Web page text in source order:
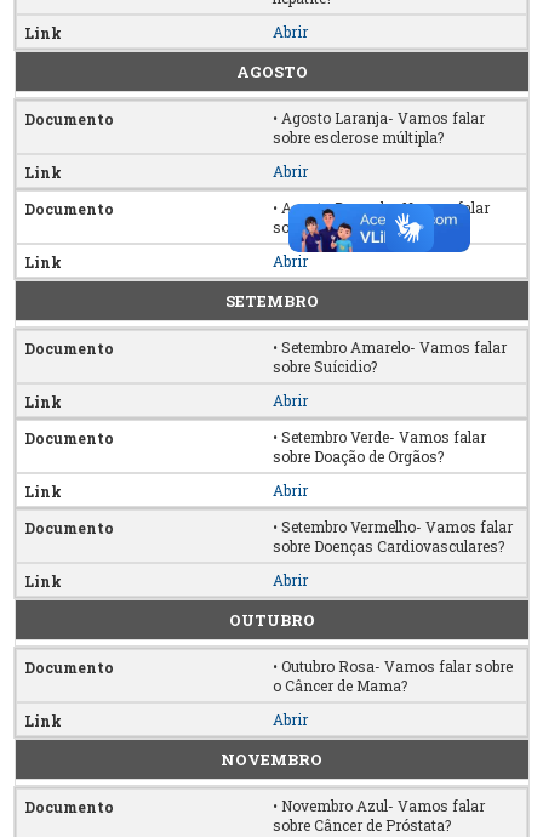
Abrir
AGOSTO
• Agosto Laranja- Vamos falar
sobre esclerose múltipla?
Abrir
• Agosto Dourado- Vamos falar
sobre amamentação?
Abrir
SETEMBRO
• Setembro Amarelo- Vamos falar
sobre Suícidio?
Abrir
• Setembro Verde- Vamos falar
sobre Doação de Orgãos?
Abrir
• Setembro Vermelho- Vamos falar
sobre Doenças Cardiovasculares?
Abrir
OUTUBRO
• Outubro Rosa- Vamos falar sobre
o Câncer de Mama?
Abrir
NOVEMBRO
• Novembro Azul- Vamos falar
sobre Câncer de Próstata?